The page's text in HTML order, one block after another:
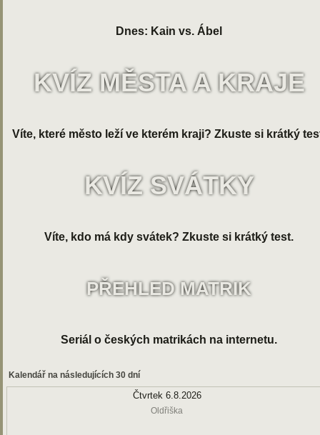
Dnes: Kain vs. Ábel
KVÍZ MĚSTA A KRAJE
Víte, které město leží ve kterém kraji? Zkuste si krátký
KVÍZ SVÁTKY
Víte, kdo má kdy svátek? Zkuste si krátký test.
PŘEHLED MATRIK
Seriál o českých matrikách na internetu.
Kalendář na následujících 30 dní
Čtvrtek 6.8.2026
Oldřiška